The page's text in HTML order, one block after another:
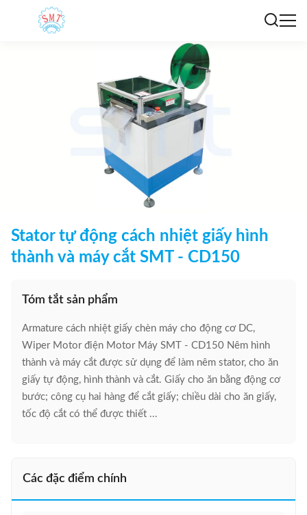
Stator tự động cách nhiệt giấy hình
thành và máy cắt SMT - CD150
Tóm tắt sản phẩm
Armature cách nhiệt giấy chèn máy cho động cơ DC,
Wiper Motor điện Motor Máy SMT - CD150 Nêm hình
thành và máy cắt được sử dụng để làm nêm stator, cho ăn
giấy tự động, hình thành và cắt. Giấy cho ăn bằng động cơ
bước; công cụ hai hàng để cắt giấy; chiều dài cho ăn giấy,
tốc độ cắt có thể được thiết ...
Các đặc điểm chính